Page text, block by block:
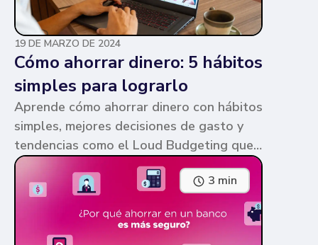
19 DE MARZO DE 2024
Cómo ahorrar dinero: 5 hábitos
simples para lograrlo
Aprende cómo ahorrar dinero con hábitos
simples, mejores decisiones de gasto y
tendencias como el Loud Budgeting que
pueden ayudarte a cumplir tus metas.
3 min